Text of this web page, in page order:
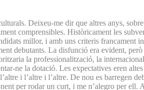
Deixeu-me dir que altres anys,
comprensibles. Històricament les
millor, i amb uns criteris francament
debutants. La disfunció era evident,
la professionalització, la
ne la dotació. Les expectatives eren
i l’altre i l’altre. De nou es barregen
per rodar un curt, i me n’alegro per